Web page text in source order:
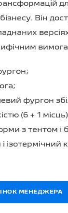
Він
фургон
(6 + 1
з тентом і
ізотермічний
МЕНЕДЖЕРА